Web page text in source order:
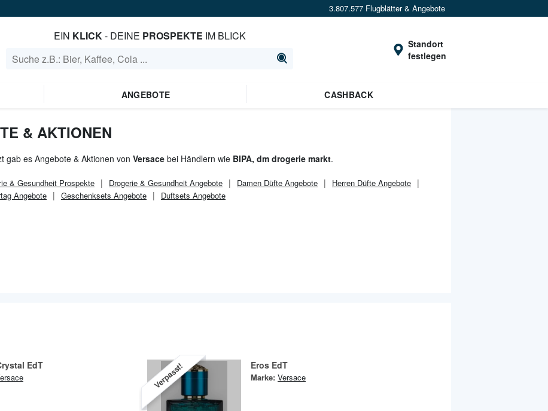
3.807.577 Flugblätter & Angebote
EIN KLICK- DEINE PROSPEKTE IM BLICK
Standort
festlegen
ANGEBOTE CASHBACK
& AKTIONEN
gab es Angebote & Aktionen von Versace bei Händlern wie BIPA, dm drogerie markt.
& Gesundheit Prospekte Drogerie & Gesundheit Angebote Damen Düfte Angebote
Herren Düfte Angebote
Angebote
Geschenksets Angebote Duftsets Angebote
EdT Verpasst! Eros EdT
Marke: Versace